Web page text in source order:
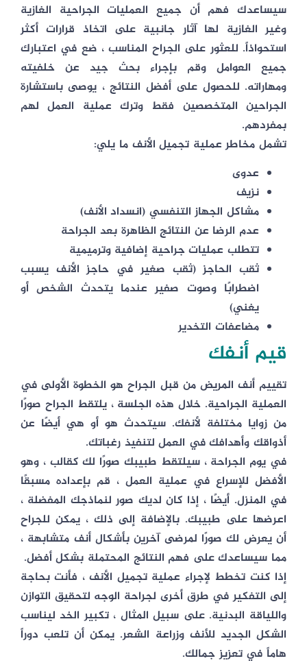
سيساعدك فهم أن جميع العمليات الجراحية الغازية
وغير الغازية لها آثار جانبية على اتخاذ قرارات أكثر
استحواذاً. للعثور على الجراح المناسب ، ضع في اعتبارك
جميع العوامل وقم بإجراء بحث جيد عن خلفيته
ومهاراته. للحصول على أفضل النتائج ، يوصى باستشارة
الجراحين المتخصصين فقط وترك عملية العمل لهم
بمفردهم.
تشمل مخاطر عملية تجميل الأنف ما يلي:
عدوى
نزيف
مشاكل الجهاز التنفسي (انسداد الأنف)
عدم الرضا عن النتائج الظاهرة بعد الجراحة
تتطلب عمليات جراحية إضافية وترميمية
ثقب الحاجز (ثقب صغير في حاجز الأنف يسبب
اضطرابًا وصوت صفير عندما يتحدث الشخص أو
يغني)
مضاعفات التخدير
قيم أنفك
تقييم أنف المريض من قبل الجراح هو الخطوة الأولى في
العملية الجراحية. خلال هذه الجلسة ، يلتقط الجراح صورًا
من زوايا مختلفة لأنفك. سيتحدث هو أو هي أيضًا عن
أذواقك وأهدافك في العمل لتنفيذ رغباتك.
في يوم الجراحة ، سيلتقط طبيبك صورًا لك كقالب ، وهو
الأفضل للإسراع في عملية العمل ، قم بإعداده مسبقًا
في المنزل. أيضًا ، إذا كان لديك صور لنماذجك المفضلة ،
اعرضها على طبيبك. بالإضافة إلى ذلك ، يمكن للجراح
أن يعرض لك صورًا لمرضى آخرين بأشكال أنف متشابهة ،
مما سيساعدك على فهم النتائج المحتملة بشكل أفضل.
إذا كنت تخطط لإجراء عملية تجميل الأنف ، فأنت بحاجة
إلى التفكير في طرق أخرى لجراحة الوجه لتحقيق التوازن
واللياقة البدنية. على سبيل المثال ، تكبير الخد ليناسب
الشكل الجديد للأنف وزراعة الشعر. يمكن أن تلعب دوراً
هاماً في تعزيز جمالك.